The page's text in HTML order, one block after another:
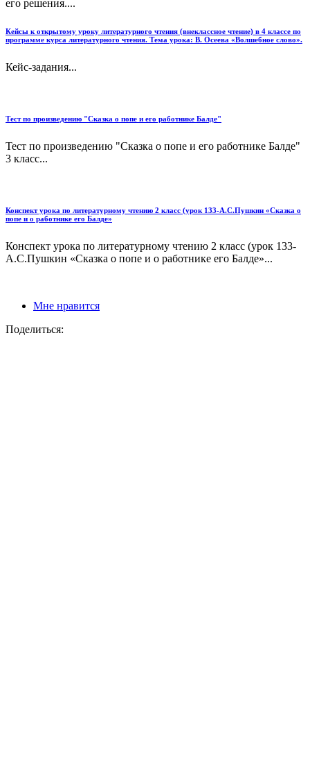
его решения....
Кейсы к открытому уроку литературного чтения (внеклассное чтение) в 4 классе по
программе курса литературного чтения. Тема урока: В. Осеева «Волшебное слово».
Кейс-задания...
Тест по произведению "Сказка о попе и его работнике Балде"
Тест по произведению "Сказка о попе и его работнике Балде"
3 класс...
Конспект урока по литературному чтению 2 класс (урок 133-А.С.Пушкин «Сказка о
попе и о работнике его Балде»
Конспект урока по литературному чтению 2 класс (урок 133-
А.С.Пушкин «Сказка о попе и о работнике его Балде»...
Мне нравится
Поделиться: